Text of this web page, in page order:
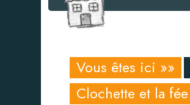
Vous êtes ici »»
Clochette et la